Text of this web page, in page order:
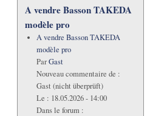
A vendre Basson TAKEDA
modèle pro
A vendre Basson TAKEDA
modèle pro
ParGast
Nouveau commentaire de :
Gast (nicht überprüft)
Le : 18.05.2026 - 14:00
Dans le forum :